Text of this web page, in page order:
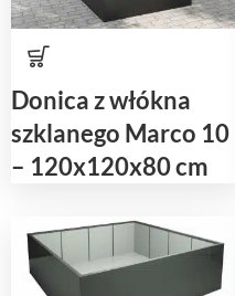
Donica z włókna
szklanego Marco 10
– 120x120x80 cm